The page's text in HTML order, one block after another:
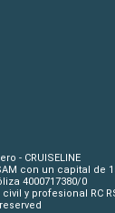
- CRUISELINE
con un capital de
4000717380/0
y profesional RC